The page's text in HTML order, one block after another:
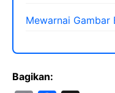
Mewarnai Gambar
Bagikan: